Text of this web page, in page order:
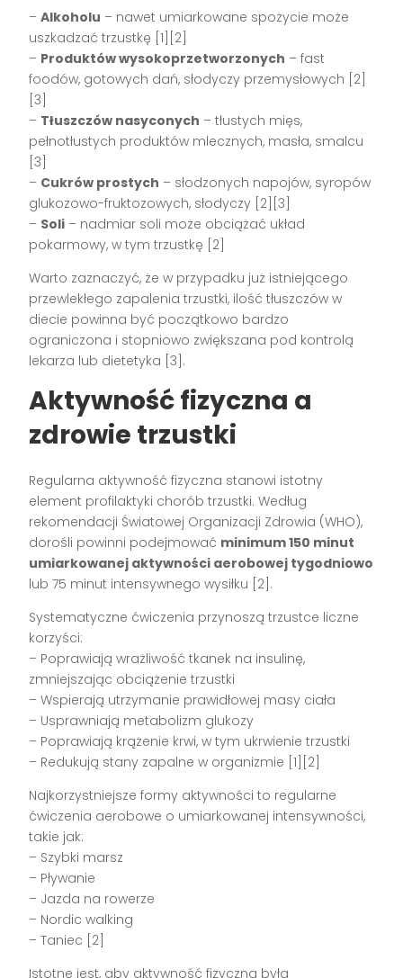
–Alkoholu – nawet umiarkowane spożycie może
uszkadzać trzustkę [1][2]
– Produktów wysokoprzetworzonych – fast
foodów, gotowych dań, słodyczy przemysłowych [2]
[3]
– Tłuszczów nasyconych – tłustych mięs,
pełnotłustych produktów mlecznych, masła, smalcu
[3]
– Cukrów prostych – słodzonych napojów, syropów
glukozowo-fruktozowych, słodyczy [2][3]
– Soli – nadmiar soli może obciążać układ
pokarmowy, w tym trzustkę [2]
Warto zaznaczyć, że w przypadku już istniejącego
przewlekłego zapalenia trzustki, ilość tłuszczów w
diecie powinna być początkowo bardzo
ograniczona i stopniowo zwiększana pod kontrolą
lekarza lub dietetyka [3].
Aktywność fizyczna a
zdrowie trzustki
Regularna aktywność fizyczna stanowi istotny
element profilaktyki chorób trzustki. Według
rekomendacji Światowej Organizacji Zdrowia (WHO),
dorośli powinni podejmować minimum 150 minut
umiarkowanej aktywności aerobowej tygodniowo
lub 75 minut intensywnego wysiłku [2].
Systematyczne ćwiczenia przynoszą trzustce liczne
korzyści:
– Poprawiają wrażliwość tkanek na insulinę,
zmniejszając obciążenie trzustki
– Wspierają utrzymanie prawidłowej masy ciała
– Usprawniają metabolizm glukozy
– Poprawiają krążenie krwi, w tym ukrwienie trzustki
– Redukują stany zapalne w organizmie [1][2]
Najkorzystniejsze formy aktywności to regularne
ćwiczenia aerobowe o umiarkowanej intensywności,
takie jak:
– Szybki marsz
– Pływanie
– Jazda na rowerze
– Nordic walking
– Taniec [2]
Istotne jest, aby aktywność fizyczna była